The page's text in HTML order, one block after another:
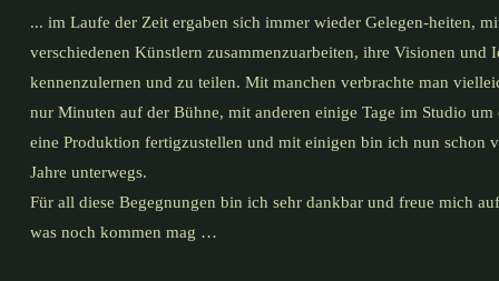
... im Laufe der Zeit ergaben sich immer wieder Gelegen-heiten,
verschiedenen Künstlern zusammenzuarbeiten, ihre Visionen und
kennenzulernen und zu teilen. Mit manchen verbrachte man
nur Minuten auf der Bühne, mit anderen einige Tage im Studio um
eine Produktion fertigzustellen und mit einigen bin ich nun schon
Jahre unterwegs.
Für all diese Begegnungen bin ich sehr dankbar und freue mich
was noch kommen mag …